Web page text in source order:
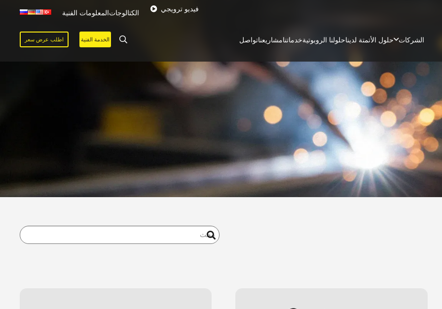
فيديو ترويجي الكتالوجاتالمعلومات الفنية
الشركات حلول الأتمتة لديناحلولنا الروبوتيةخدماتنامشاريعناتواصل الخدمة الفنية اطلب عرض سعر